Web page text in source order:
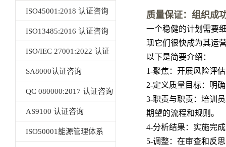
ISO45001:2018 认证咨询
ISO13485:2016 认证咨询
ISO/IEC 27001:2022 认证
咨询
SA8000认证咨询
QC 080000:2017 认证咨询
AS9100 认证咨询
ISO50001能源管理体系
质量保证：组织成
一个稳健的计划需要
现它们很快成为其运
以下是简要介绍：
1-聚焦：开展风险评
2-定义质量目标：明
3-职责与职责：培训
期望的流程和规则。
4-分析结果：实施完
5-调整：在审查和反